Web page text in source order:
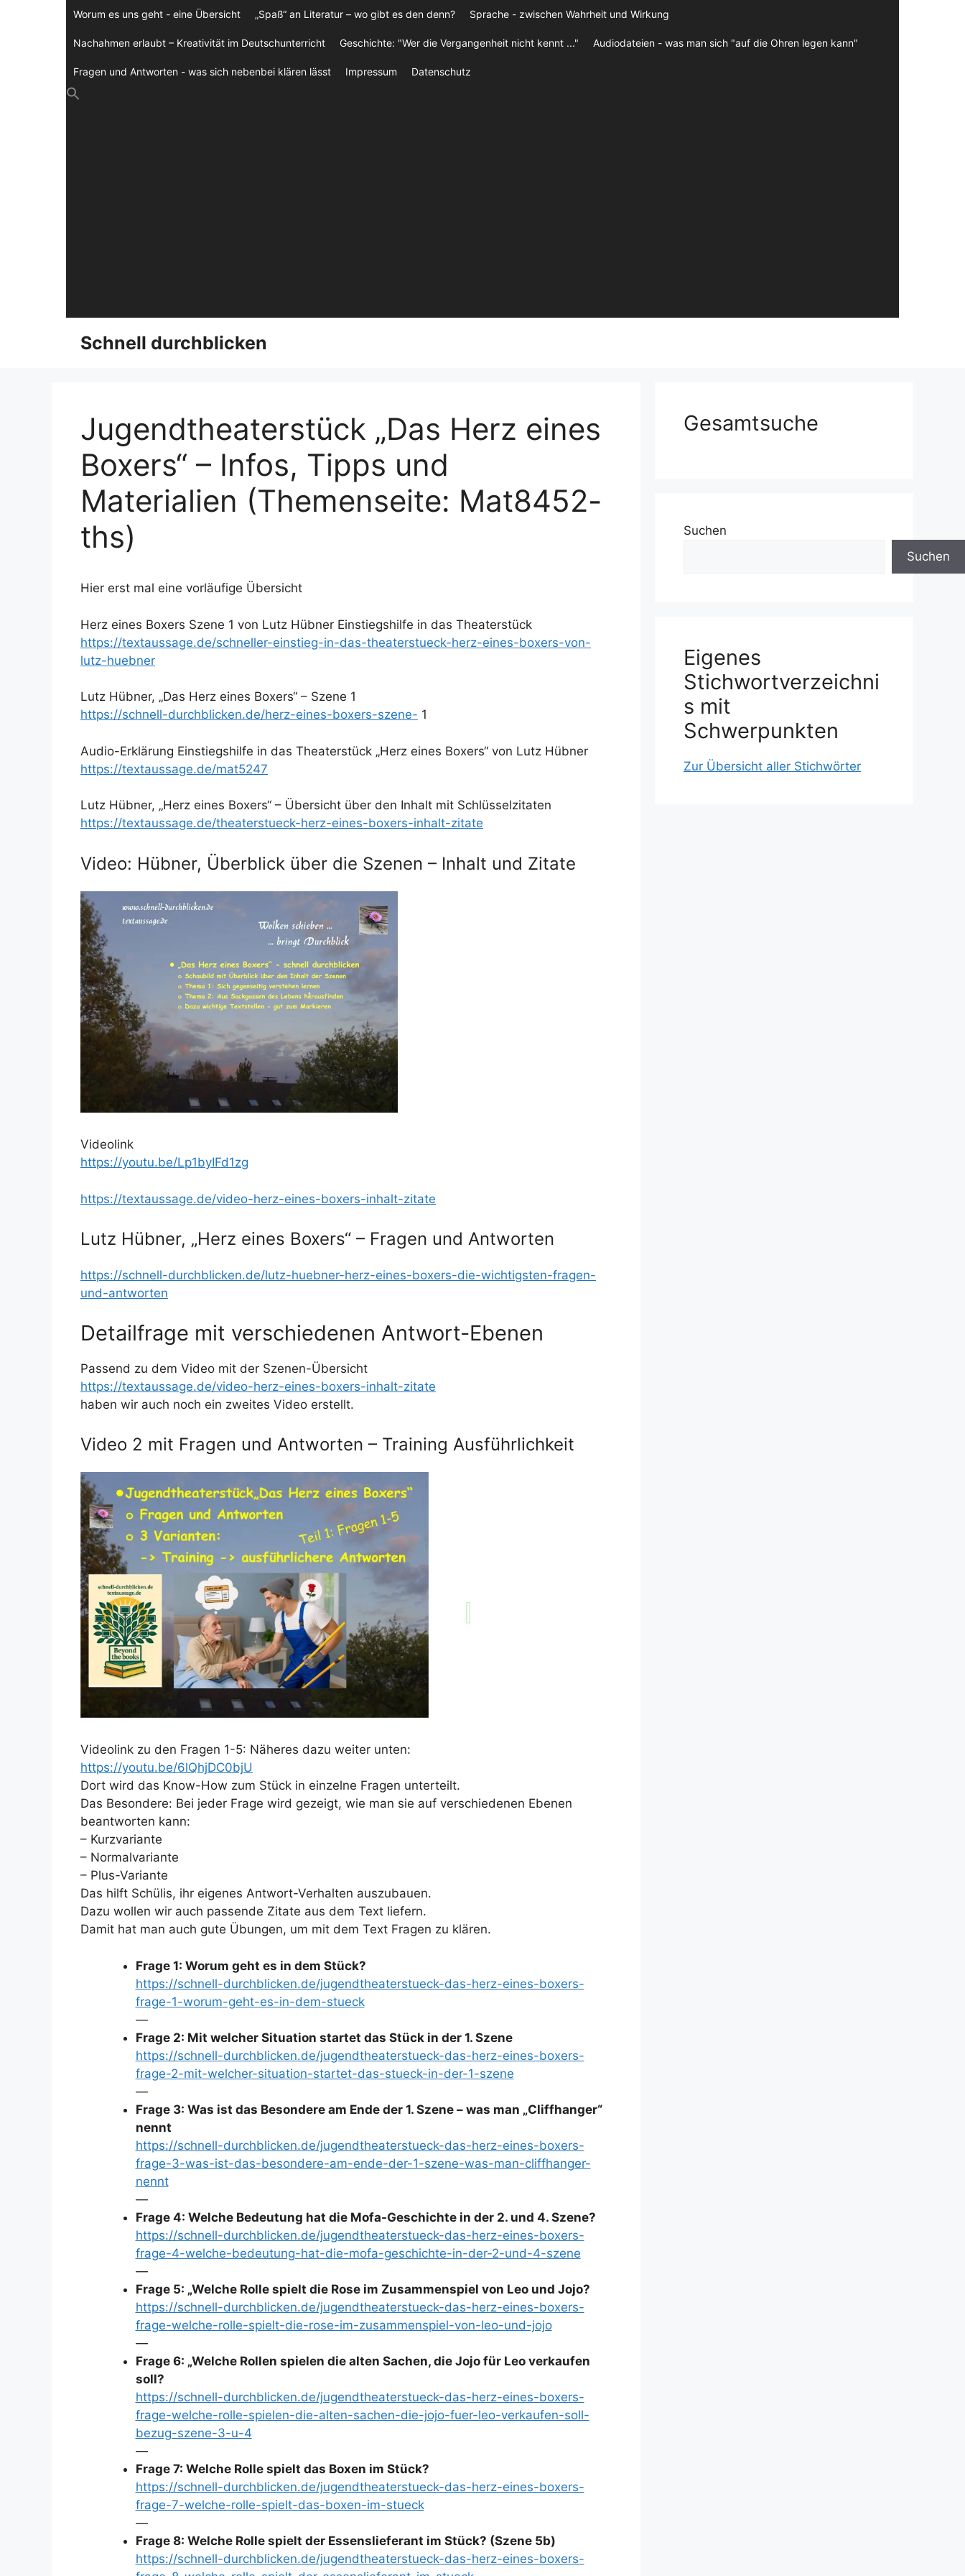
Worum es uns geht - eine Übersicht „Spaß“ an Literatur – wo gibt es den denn? Sprache - zwischen Wahrheit und Wirkung
Nachahmen erlaubt – Kreativität im Deutschunterricht Geschichte: "Wer die Vergangenheit nicht kennt ..." Audiodateien - was man sich "auf die Ohren legen kann"
Fragen und Antworten - was sich nebenbei klären lässt Impressum Datenschutz
Schnell durchblicken
Jugendtheaterstück „Das Herz eines
Boxers“ – Infos, Tipps und
Materialien (Themenseite: Mat8452-
ths)
Hier erst mal eine vorläufige Übersicht
Herz eines Boxers Szene 1 von Lutz Hübner Einstiegshilfe in das Theaterstück
https://textaussage.de/schneller-einstieg-in-das-theaterstueck-herz-eines-boxers-von-
lutz-huebner
Lutz Hübner, „Das Herz eines Boxers“ – Szene 1
https://schnell-durchblicken.de/herz-eines-boxers-szene- 1
Audio-Erklärung Einstiegshilfe in das Theaterstück „Herz eines Boxers“ von Lutz Hübner
https://textaussage.de/mat5247
Lutz Hübner, „Herz eines Boxers“ – Übersicht über den Inhalt mit Schlüsselzitaten
https://textaussage.de/theaterstueck-herz-eines-boxers-inhalt-zitate
Video: Hübner, Überblick über die Szenen – Inhalt und Zitate
Videolink
https://youtu.be/Lp1byIFd1zg
https://textaussage.de/video-herz-eines-boxers-inhalt-zitate
Lutz Hübner, „Herz eines Boxers“ – Fragen und Antworten
https://schnell-durchblicken.de/lutz-huebner-herz-eines-boxers-die-wichtigsten-fragen-
und-antworten
Detailfrage mit verschiedenen Antwort-Ebenen
Passend zu dem Video mit der Szenen-Übersicht
https://textaussage.de/video-herz-eines-boxers-inhalt-zitate
haben wir auch noch ein zweites Video erstellt.
Video 2 mit Fragen und Antworten – Training Ausführlichkeit
Videolink zu den Fragen 1-5: Näheres dazu weiter unten:
https://youtu.be/6lQhjDC0bjU
Dort wird das Know-How zum Stück in einzelne Fragen unterteilt.
Das Besondere: Bei jeder Frage wird gezeigt, wie man sie auf verschiedenen Ebenen
beantworten kann:
– Kurzvariante
– Normalvariante
– Plus-Variante
Das hilft Schülis, ihr eigenes Antwort-Verhalten auszubauen.
Dazu wollen wir auch passende Zitate aus dem Text liefern.
Damit hat man auch gute Übungen, um mit dem Text Fragen zu klären.
Frage 1: Worum geht es in dem Stück?
https://schnell-durchblicken.de/jugendtheaterstueck-das-herz-eines-boxers-
frage-1-worum-geht-es-in-dem-stueck
—
Frage 2: Mit welcher Situation startet das Stück in der 1. Szene
https://schnell-durchblicken.de/jugendtheaterstueck-das-herz-eines-boxers-
frage-2-mit-welcher-situation-startet-das-stueck-in-der-1-szene
—
Frage 3: Was ist das Besondere am Ende der 1. Szene – was man „Cliffhanger“
nennt
https://schnell-durchblicken.de/jugendtheaterstueck-das-herz-eines-boxers-
frage-3-was-ist-das-besondere-am-ende-der-1-szene-was-man-cliffhanger-
nennt
—
Frage 4: Welche Bedeutung hat die Mofa-Geschichte in der 2. und 4. Szene?
https://schnell-durchblicken.de/jugendtheaterstueck-das-herz-eines-boxers-
frage-4-welche-bedeutung-hat-die-mofa-geschichte-in-der-2-und-4-szene
—
Frage 5: „Welche Rolle spielt die Rose im Zusammenspiel von Leo und Jojo?
https://schnell-durchblicken.de/jugendtheaterstueck-das-herz-eines-boxers-
frage-welche-rolle-spielt-die-rose-im-zusammenspiel-von-leo-und-jojo
—
Frage 6: „Welche Rollen spielen die alten Sachen, die Jojo für Leo verkaufen
soll?
https://schnell-durchblicken.de/jugendtheaterstueck-das-herz-eines-boxers-
frage-welche-rolle-spielen-die-alten-sachen-die-jojo-fuer-leo-verkaufen-soll-
bezug-szene-3-u-4
—
Frage 7: Welche Rolle spielt das Boxen im Stück?
https://schnell-durchblicken.de/jugendtheaterstueck-das-herz-eines-boxers-
frage-7-welche-rolle-spielt-das-boxen-im-stueck
—
Frage 8: Welche Rolle spielt der Essenslieferant im Stück? (Szene 5b)
https://schnell-durchblicken.de/jugendtheaterstueck-das-herz-eines-boxers-
Gesamtsuche
Suchen
Suchen
Eigenes
Stichwortverzeichni
s mit
Schwerpunkten
Zur Übersicht aller Stichwörter